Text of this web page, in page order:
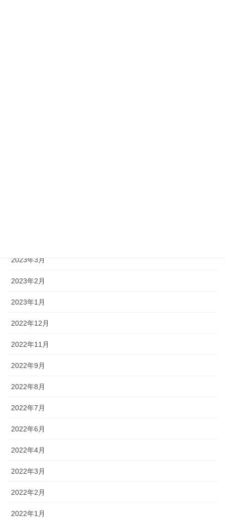
2023年3月
2023年2月
2023年1月
2022年12月
2022年11月
2022年9月
2022年8月
2022年7月
2022年6月
2022年4月
2022年3月
2022年2月
2022年1月